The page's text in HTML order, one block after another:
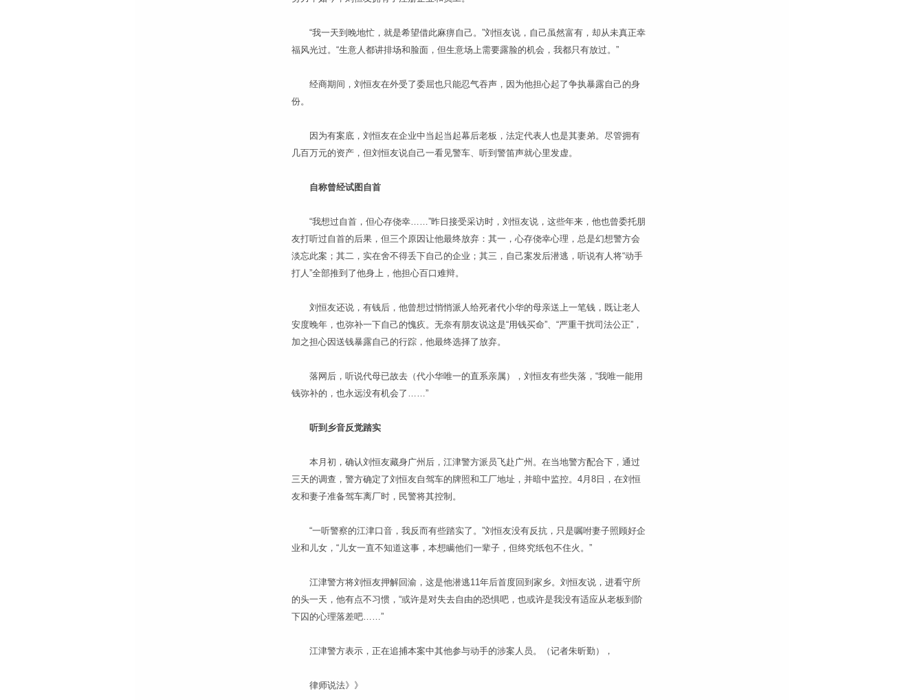
“我一天到晚地忙，就是希望借此麻痹自己。”刘恒友说，自己虽然富有，却从未真正幸
福风光过。“生意人都讲排场和脸面，但生意场上需要露脸的机会，我都只有放过。”
经商期间，刘恒友在外受了委屈也只能忍气吞声，因为他担心起了争执暴露自己的身
份。
因为有案底，刘恒友在企业中当起当起幕后老板，法定代表人也是其妻弟。尽管拥有
几百万元的资产，但刘恒友说自己一看见警车、听到警笛声就心里发虚。
自称曾经试图自首
“我想过自首，但心存侥幸……”昨日接受采访时，刘恒友说，这些年来，他也曾委托朋
友打听过自首的后果，但三个原因让他最终放弃：其一，心存侥幸心理，总是幻想警方会
淡忘此案；其二，实在舍不得丢下自己的企业；其三，自己案发后潜逃，听说有人将“动手
打人”全部推到了他身上，他担心百口难辩。
刘恒友还说，有钱后，他曾想过悄悄派人给死者代小华的母亲送上一笔钱，既让老人
安度晚年，也弥补一下自己的愧疚。无奈有朋友说这是“用钱买命”、“严重干扰司法公正”，
加之担心因送钱暴露自己的行踪，他最终选择了放弃。
落网后，听说代母已故去（代小华唯一的直系亲属），刘恒友有些失落，“我唯一能用
钱弥补的，也永远没有机会了……”
听到乡音反觉踏实
本月初，确认刘恒友藏身广州后，江津警方派员飞赴广州。在当地警方配合下，通过
三天的调查，警方确定了刘恒友自驾车的牌照和工厂地址，并暗中监控。4月8日，在刘恒
友和妻子准备驾车离厂时，民警将其控制。
“一听警察的江津口音，我反而有些踏实了。”刘恒友没有反抗，只是嘱咐妻子照顾好企
业和儿女，“儿女一直不知道这事，本想瞒他们一辈子，但终究纸包不住火。”
江津警方将刘恒友押解回渝，这是他潜逃11年后首度回到家乡。刘恒友说，进看守所
的头一天，他有点不习惯，“或许是对失去自由的恐惧吧，也或许是我没有适应从老板到阶
下囚的心理落差吧……”
江津警方表示，正在追捕本案中其他参与动手的涉案人员。（记者朱昕勤），
律师说法》》